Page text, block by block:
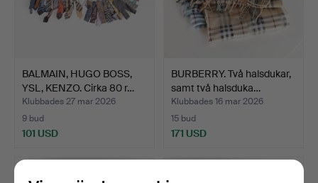
BALMAIN, HUGO BOSS,
YSL, KENZO. Cirka 80 r…
Klubbades 27 mar 2026
9 bud
101 USD
BURBERRY. Två halsdukar,
samt två halsduka…
Klubbades 16 mar 2026
15 bud
171 USD